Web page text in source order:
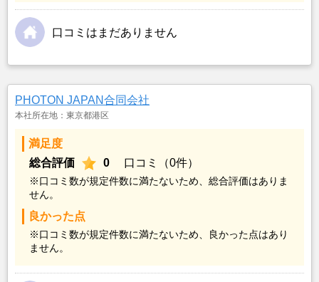
口コミはまだありません
PHOTON JAPAN合同会社
本社所在地：東京都港区
満足度
総合評価
0 口コミ（0件）
※口コミ数が規定件数に満たないため、総合評価はありま
せん。
良かった点
※口コミ数が規定件数に満たないため、良かった点はあり
ません。